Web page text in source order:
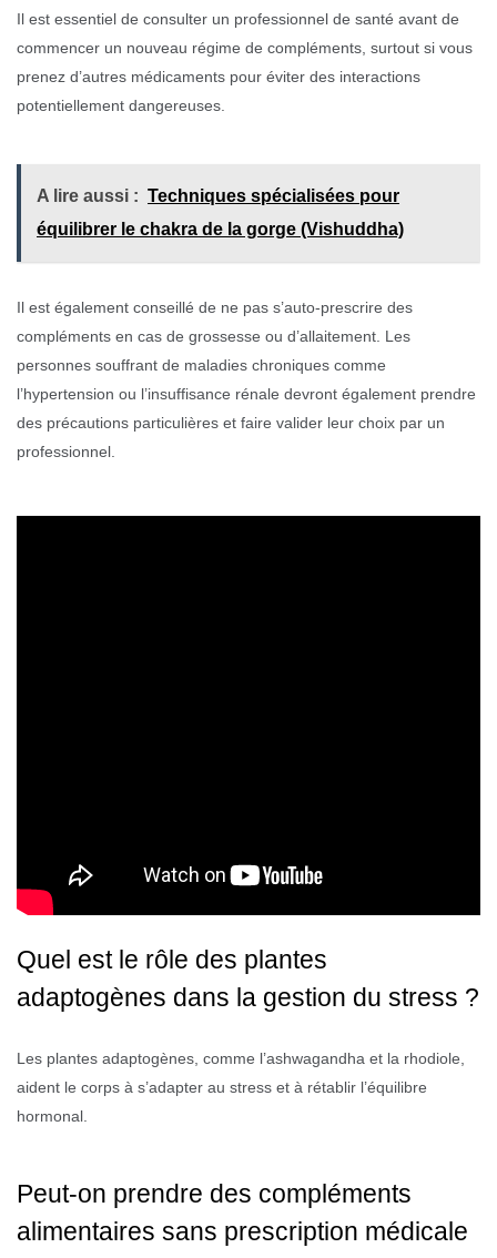
Il est essentiel de consulter un professionnel de santé avant de
commencer un nouveau régime de compléments, surtout si vous
prenez d’autres médicaments pour éviter des interactions
potentiellement dangereuses.
A lire aussi : Techniques spécialisées pour
équilibrer le chakra de la gorge (Vishuddha)
Il est également conseillé de ne pas s’auto-prescrire des
compléments en cas de grossesse ou d’allaitement. Les
personnes souffrant de maladies chroniques comme
l’hypertension ou l’insuffisance rénale devront également prendre
des précautions particulières et faire valider leur choix par un
professionnel.
Quel est le rôle des plantes
adaptogènes dans la gestion du stress ?
Les plantes adaptogènes, comme l’ashwagandha et la rhodiole,
aident le corps à s’adapter au stress et à rétablir l’équilibre
hormonal.
Peut-on prendre des compléments
alimentaires sans prescription médicale